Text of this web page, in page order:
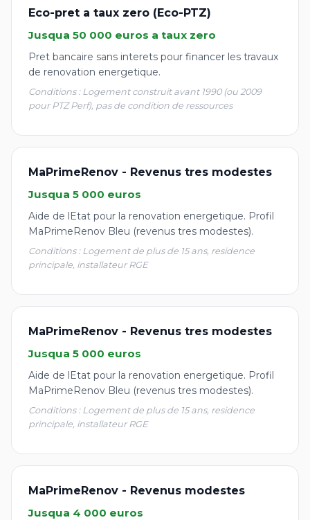
Eco-pret a taux zero (Eco-PTZ)
Jusqua 50 000 euros a taux zero
Pret bancaire sans interets pour financer les travaux
de renovation energetique.
Conditions : Logement construit avant 1990 (ou 2009
pour PTZ Perf), pas de condition de ressources
MaPrimeRenov - Revenus tres modestes
Jusqua 5 000 euros
Aide de lEtat pour la renovation energetique. Profil
MaPrimeRenov Bleu (revenus tres modestes).
Conditions : Logement de plus de 15 ans, residence
principale, installateur RGE
MaPrimeRenov - Revenus tres modestes
Jusqua 5 000 euros
Aide de lEtat pour la renovation energetique. Profil
MaPrimeRenov Bleu (revenus tres modestes).
Conditions : Logement de plus de 15 ans, residence
principale, installateur RGE
MaPrimeRenov - Revenus modestes
Jusqua 4 000 euros